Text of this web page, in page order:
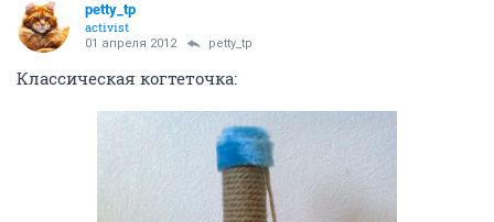
petty_tp
activist
01 апреля 2012 petty_tp
Классическая когтеточка: